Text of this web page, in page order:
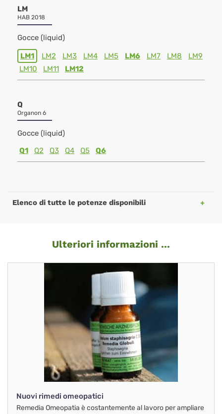
LM
HAB 2018
Gocce (liquid)
LM1 LM2 LM3 LM4 LM5 LM6 LM7 LM8
LM9
LM10
LM11 LM12
Q
Organon 6
Gocce (liquid)
Q1
Q2 Q3 Q4 Q5 Q6
Elenco di tutte le potenze disponibili
Ulteriori informazioni ...
Nuovi rimedi omeopatici
Remedia Omeopatia è costantemente al lavoro per ampliare